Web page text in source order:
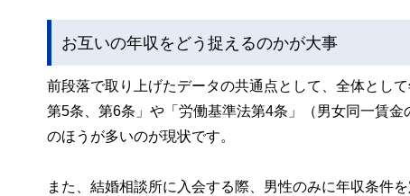
お互いの年収をどう捉えるのかが大事
前段落で取り上げたデータの共通点として、全体とし
第5条、第6条」や「労働基準法第4条」（男女同一賃
のほうが多いのが現状です。
また、結婚相談所に入会する際、男性のみに年収条件